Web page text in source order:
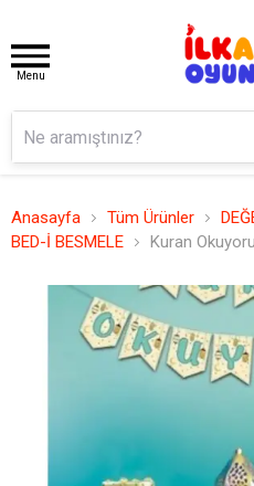
Menu
Anasayfa Tüm Ürünler
BED-İ BESMELE
Kuran